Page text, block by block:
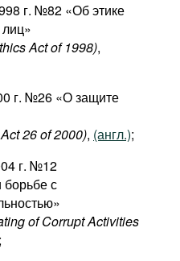
г. №82 «Об этике
Act of 1998),
г. №26 «О защите
26 of 2000), (англ.);
г. №12
с
of Corrupt Activities
;